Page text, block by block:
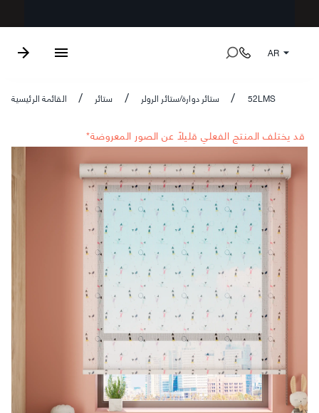
AR
القائمة الرئيسية / ستائر / ستائر دوارة/ستائر الرولر / 52LMS
*قد يختلف المنتج الفعلي قليلاً عن الصور المعروضة